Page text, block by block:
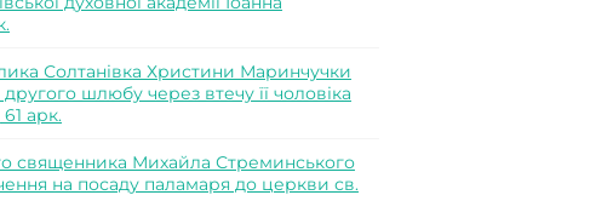
Солтанівка Христини Маринчучки
шлюбу через втечу її чоловіка
арк.
священника Михайла Стреминського
на посаду паламаря до церкви св.